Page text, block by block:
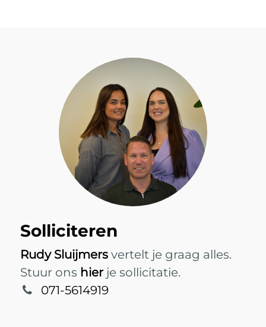
Solliciteren
Rudy Sluijmersvertelt je graag alles.
Stuur ons hier je sollicitatie.
071-5614919